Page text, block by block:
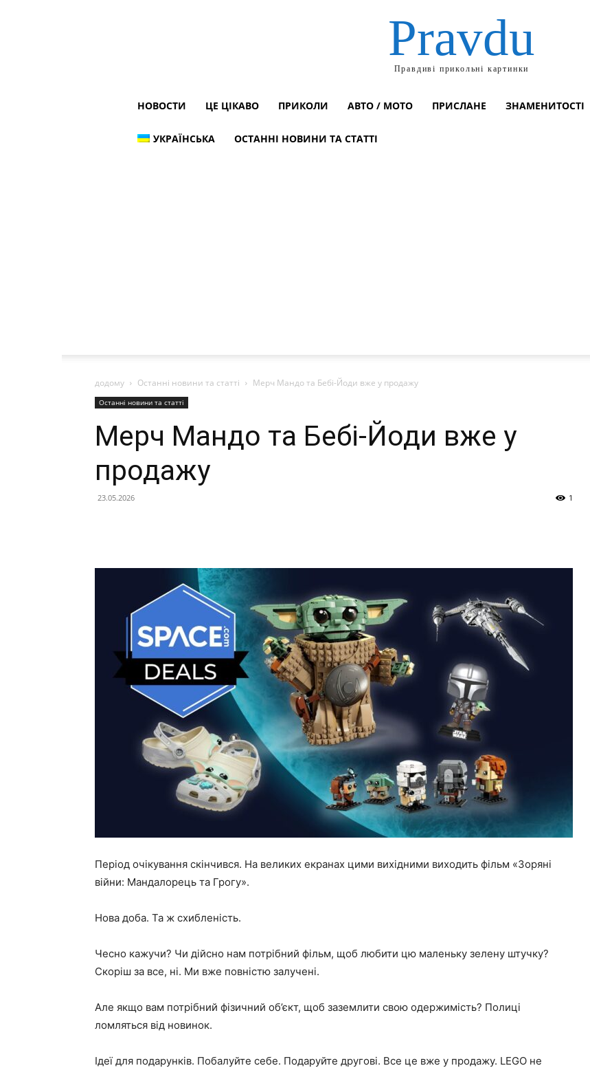
Pravdu
Правдиві прикольні картинки
НОВОСТИ ЦЕ ЦІКАВО ПРИКОЛИ АВТО / МОТО ПРИСЛАНЕ ЗНАМЕНИТОСТІ
УКРАЇНСЬКА ОСТАННІ НОВИНИ ТА СТАТТІ
додому Останні новини та статті Мерч Мандо та Бебі-Йоди вже у продажу
Останні новини та статті
Мерч Мандо та Бебі-Йоди вже у
продажу
23.05.2026 1
Період очікування скінчився. На великих екранах цими вихідними виходить фільм «Зоряні
війни: Мандалорець та Грогу».
Нова доба. Та ж схибленість.
Чесно кажучи? Чи дійсно нам потрібний фільм, щоб любити цю маленьку зелену штучку?
Скоріш за все, ні. Ми вже повністю залучені.
Але якщо вам потрібний фізичний об’єкт, щоб заземлити свою одержимість? Полиці
ломляться від новинок.
Ідеї ​​для подарунків. Побалуйте себе. Подаруйте другові. Все це вже у продажу. LEGO не